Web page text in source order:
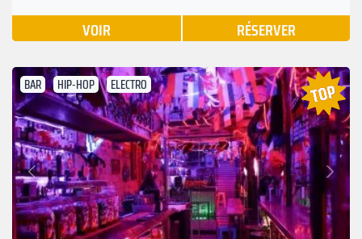
VOIR RÉSERVER
BAR HIP-HOP ELECTRO
Précédent
Suivant